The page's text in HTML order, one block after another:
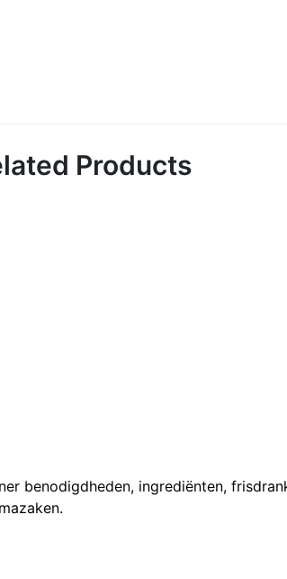
Products
benodigdheden, ingrediënten,